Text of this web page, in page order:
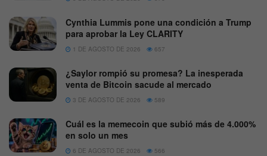
Cynthia Lummis pone una condición a Trump
para aprobar la Ley CLARITY
1 DE AGOSTO DE 2026 657
¿Saylor rompió su promesa? La inesperada
venta de Bitcoin sacude al mercado
3 DE AGOSTO DE 2026 589
Cuál es la memecoin que subió más de 4.000%
en solo un mes
6 DE AGOSTO DE 2026 566